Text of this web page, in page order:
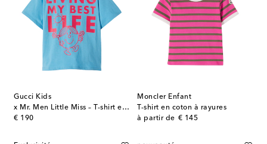
Gucci Kids
x Mr. Men Little Miss – T-shirt en coton
€ 190
original price
Moncler Enfant
T-shirt en coton à rayures
à partir de € 145
original price